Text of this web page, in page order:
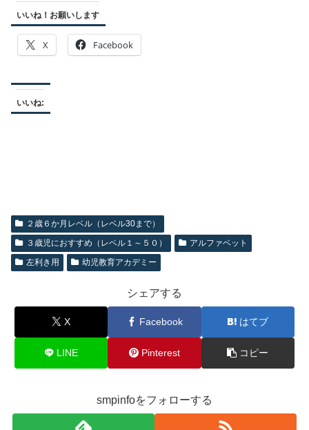
いいね！お願いします
X Facebook
いいね:
２歳６か月レベル（レベル30まで）
３歳児におすすめ（レベル１～５０）
アルファベット
左利き用
幼児教育アカデミー
シェアする
X Facebook はてブ
LINE Pinterest コピー
smpinfoをフォローする